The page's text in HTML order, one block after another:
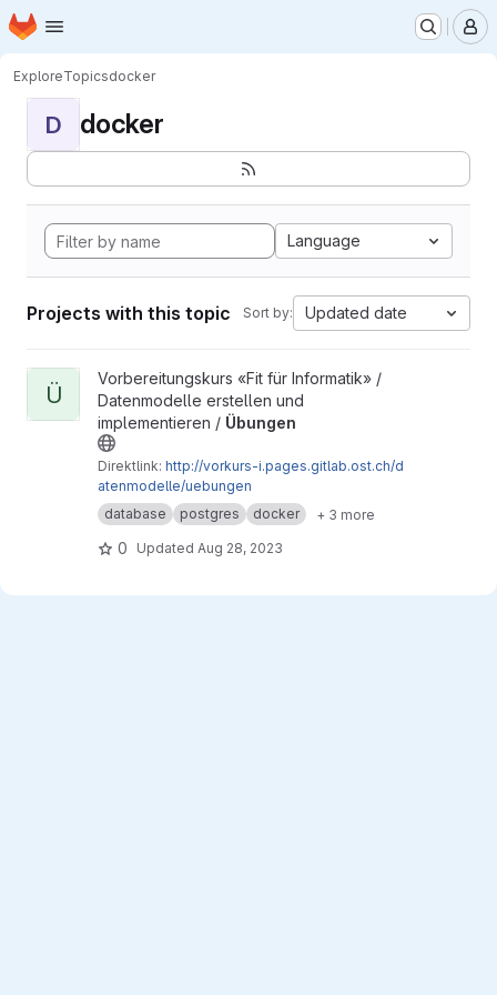
Skip to main content
Homepage
ExploreTopicsdocker
D docker
Language
Projects with this topic Sort by: Updated date
View Übungen project
Ü
Vorbereitungskurs «Fit für Informatik» /
Datenmodelle erstellen und
implementieren / Übungen
Direktlink: http://vorkurs-i.pages.gitlab.ost.ch/d
atenmodelle/uebungen
database
postgres docker + 3 more
0 Updated Aug 28, 2023